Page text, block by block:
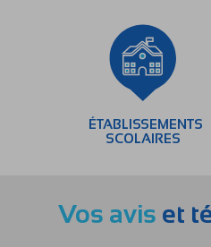
ÉTABLISSEMENTS
SCOLAIRES
Vos avis et